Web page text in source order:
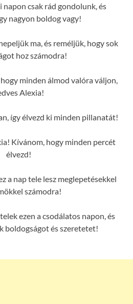
napon csak rád gondolunk, és
nagyon boldog vagy!
ma, és reméljük, hogy sok
hoz számodra!
minden álmod valóra váljon,
Alexia!
így élvezd ki minden pillanatát!
Kívánom, hogy minden percét
élvezd!
a nap tele lesz meglepetésekkel
számodra!
ezen a csodálatos napon, és
boldogságot és szeretetet!